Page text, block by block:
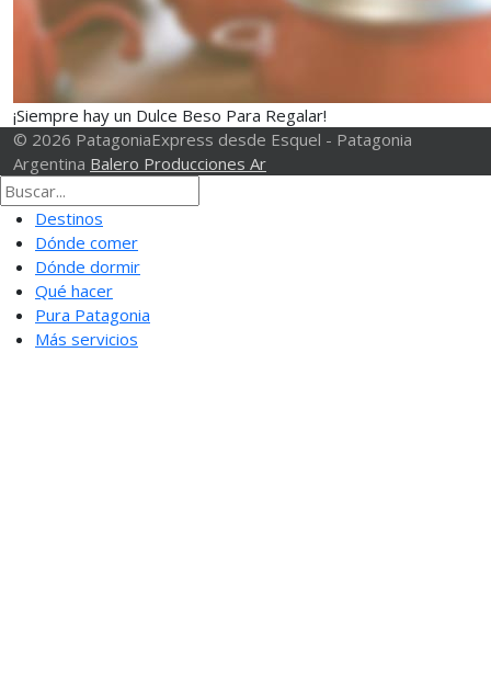
¡Siempre hay un Dulce Beso Para Regalar!
© 2026 PatagoniaExpress desde Esquel - Patagonia
Argentina Balero Producciones Ar
Destinos
Dónde comer
Dónde dormir
Qué hacer
Pura Patagonia
Más servicios